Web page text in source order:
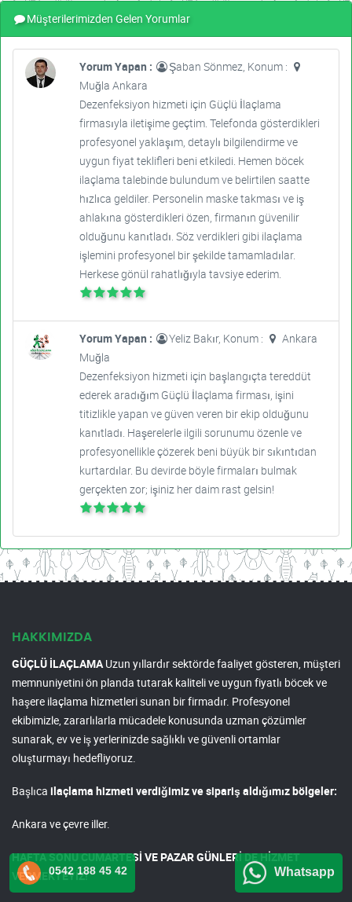
Müşterilerimizden Gelen Yorumlar
Yorum Yapan :
Şaban Sönmez, Konum :
Muğla Ankara
Dezenfeksiyon hizmeti için Güçlü İlaçlama
firmasıyla iletişime geçtim. Telefonda gösterdikleri
profesyonel yaklaşım, detaylı bilgilendirme ve
uygun fiyat teklifleri beni etkiledi. Hemen böcek
ilaçlama talebinde bulundum ve belirtilen saatte
hızlıca geldiler. Personelin maske takması ve iş
ahlakına gösterdikleri özen, firmanın güvenilir
olduğunu kanıtladı. Söz verdikleri gibi ilaçlama
işlemini profesyonel bir şekilde tamamladılar.
Herkese gönül rahatlığıyla tavsiye ederim.
Yorum Yapan : Yeliz Bakır, Konum :
Ankara
Muğla
Dezenfeksiyon hizmeti için başlangıçta tereddüt
ederek aradığım Güçlü İlaçlama firması, işini
titizlikle yapan ve güven veren bir ekip olduğunu
kanıtladı. Haşerelerle ilgili sorunumu özenle ve
profesyonellikle çözerek beni büyük bir sıkıntıdan
kurtardılar. Bu devirde böyle firmaları bulmak
gerçekten zor; işiniz her daim rast gelsin!
HAKKIMIZDA
GÜÇLÜ İLAÇLAMAUzun yıllardır sektörde faaliyet gösteren, müşteri
memnuniyetini ön planda tutarak kaliteli ve uygun fiyatlı böcek ve
haşere ilaçlama hizmetleri sunan bir firmadır. Profesyonel
ekibimizle, zararlılarla mücadele konusunda uzman çözümler
sunarak, ev ve iş yerlerinizde sağlıklı ve güvenli ortamlar
oluşturmayı hedefliyoruz.
Başlıca ilaçlama hizmeti verdiğimiz ve sipariş aldığımız bölgeler:
Ankara ve çevre iller.
HAFTA SONU CUMARTESİ VE PAZAR GÜNLERİ DE HİZMET
VERMEKTEYİZ!
0542 188 45 42 Whatsapp